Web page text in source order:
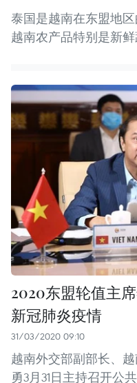
泰国是越南在东盟地
越南农产品特别是新鲜
2020东盟轮值主
新冠肺炎疫情
31/03/2020 09:10
越南外交部副部长、
勇3月31日主持召开公